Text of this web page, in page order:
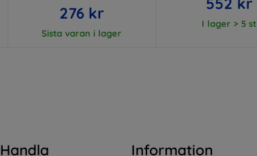
276 kr
Sista varan i lager
I lager > 5 st
Handla Information